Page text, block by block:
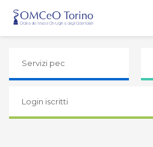
Servizi pec
Login iscritti